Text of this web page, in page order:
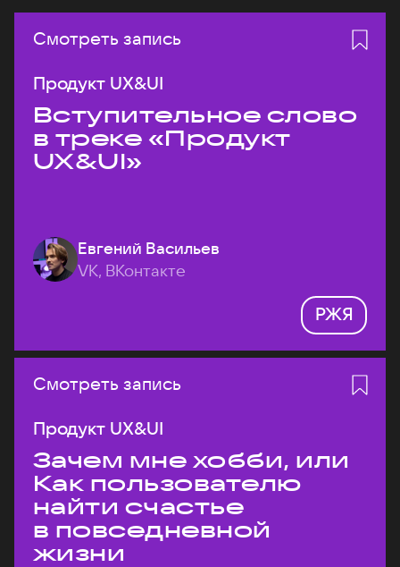
Смотреть запись
Продукт UX&UI
Вступительное слово
в треке «Продукт
UX&UI»
Евгений Васильев
VK, ВКонтакте
РЖЯ
Смотреть запись
Продукт UX&UI
Зачем мне хобби, или
Как пользователю
найти счастье
в повседневной
жизни